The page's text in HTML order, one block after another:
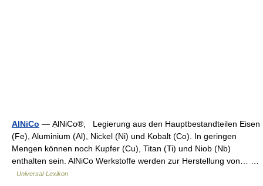
AlNiCo — ẠlNiCo®, Legierung aus den Hauptbestandteilen Eisen
(Fe), Aluminium (Al), Nickel (Ni) und Kobalt (Co). In geringen
Mengen können noch Kupfer (Cu), Titan (Ti) und Niob (Nb)
enthalten sein. AlNiCo Werkstoffe werden zur Herstellung von… …
Universal-Lexikon